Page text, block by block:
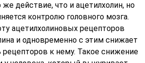
действие, что и ацетилхолин, но
контролю головного мозга.
ацетилхолиновых рецепторов
и одновременно с этим снижает
к нему. Такое снижение